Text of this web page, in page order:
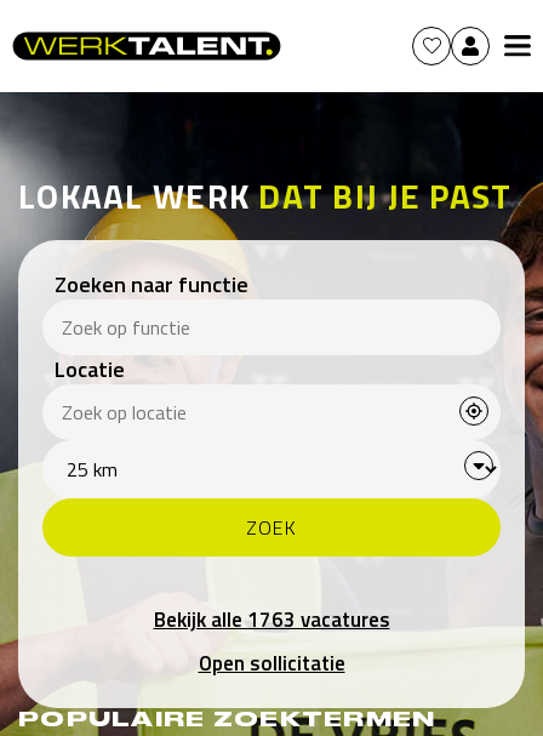
LOKAAL WERKDAT BIJ JE PAST
Zoeken naar functie
Locatie
Bekijk alle 1763 vacatures
Open sollicitatie
POPULAIRE ZOEKTERMEN